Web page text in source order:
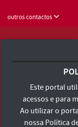
outros contactos
Consulte os
Este portal
acessos e para
Ao utilizar o
nossa Política